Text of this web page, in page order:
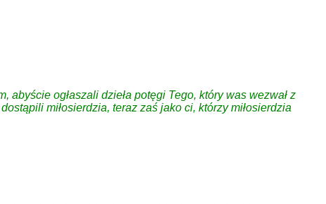
ogłaszali dzieła potęgi Tego, który was wezwał z
miłosierdzia, teraz zaś jako ci, którzy miłosierdzia